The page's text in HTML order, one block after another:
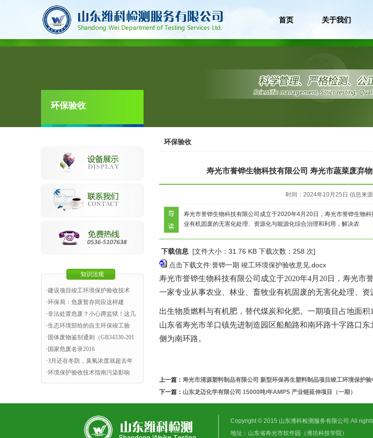
首页 关于我们
环保验收
知识法规
·建设项目竣工环境保护验收技术
·环保局：危废暂存间应这样建
·非法处置危废？小心蹲监狱！这几
·生态环境部给的自主环保竣工验
· 固体废物鉴别通则（GB34330-201
· 国家危废名录2016
·3月还在冬防，臭氧浓度就超去年
·环境保护验收技术指南污染影响
环保验收
寿光市誉铧生物科技有限公司 寿光市蔬菜废弃
时间：2024年10月25日 信息来
寿光市誉铧生物科技有限公司成立于2020年4月20日，寿光市誉铧生物
业有机固废的无害化处理、资源化与能源化综合治理和利用，解决农
下载信息 [文件大小：31.76 KB 下载次数： 258 次]
点击下载文件:誉铧一期 竣工环境保护验收意见.docx
寿光市誉铧生物科技有限公司成立于2020年4月 20日，寿光市
一家专业从事农业、林业、畜牧业有机固废的无害化处理、
出生物质燃料与有机肥，替代煤炭和化肥。 一期项目 占地面积1
山东省寿光市羊口镇先进制造园区船舶路和南环路十字路口东
侧 为南环路。
上一篇： 寿光市清源塑料制品有限公司 新型环保再生塑料制品项目竣工环境保护
下一篇： 山东龙迈化学有限公司 15000吨/年AMPS 产业链延伸项目（一期）
Copyright © 2015 山东潍科检测服务有限公司.All
地址：山东省寿光市软件园（潍坊科技学院）